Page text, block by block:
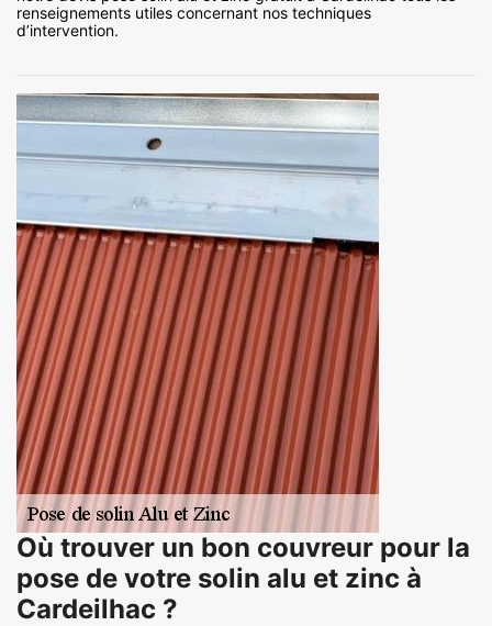
renseignements utiles concernant nos techniques
d’intervention.
Où trouver un bon couvreur pour la
pose de votre solin alu et zinc à
Cardeilhac ?